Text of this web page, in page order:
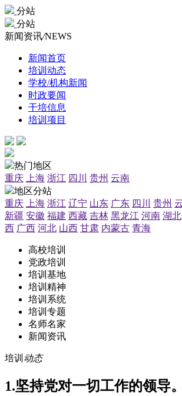
分站
分站
新闻资讯/NEWS
新闻首页
培训动态
学校/机构新闻
时政要闻
干培信息
培训项目
热门地区
重庆
上海 浙江 四川 贵州 云南
地区分站
重庆
上海 浙江 辽宁 山东 广东 四川 贵州
新疆 安徽 福建 西藏 吉林 黑龙江 河南 湖北
西 广西 河北 山西 甘肃 内蒙古 青海
高校培训
党政培训
培训基地
培训精神
培训系统
培训专题
名师名家
新闻资讯
培训 动态
1.坚持党对一切工作的领导